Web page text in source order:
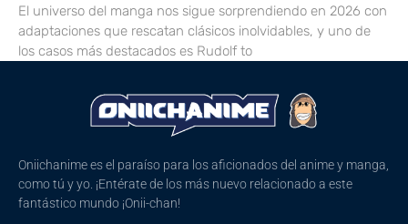
El universo del manga nos sigue sorprendiendo en 2026 con
adaptaciones que rescatan clásicos inolvidables, y uno de
los casos más destacados es Rudolf to
Oniichanime es el paraíso para los aficionados del anime y manga,
como tú y yo. ¡Entérate de los más nuevo relacionado a este
fantástico mundo ¡Onii-chan!